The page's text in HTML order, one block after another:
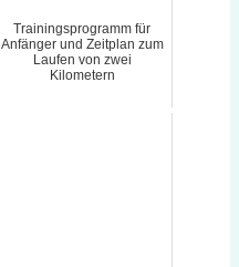
Trainingsprogramm für
Anfänger und Zeitplan zum
Laufen von zwei
Kilometern